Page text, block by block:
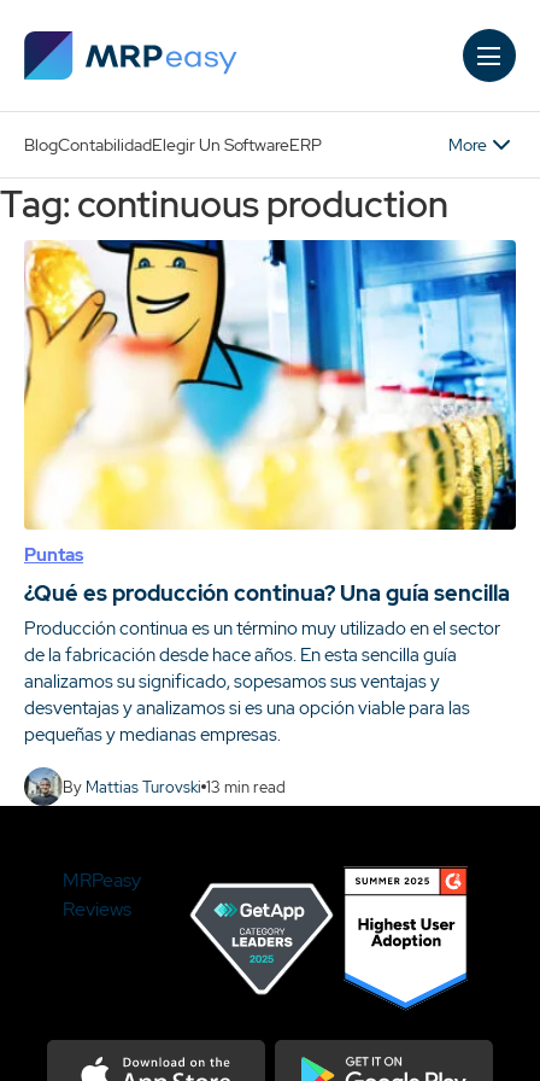
BlogContabilidadElegir Un SoftwareERP More
Tag: continuous production
Puntas
¿Qué es producción continua? Una guía sencilla
Producción continua es un término muy utilizado en el sector
de la fabricación desde hace años. En esta sencilla guía
analizamos su significado, sopesamos sus ventajas y
desventajas y analizamos si es una opción viable para las
pequeñas y medianas empresas.
By Mattias Turovski 13 min read
MRPeasy
Reviews